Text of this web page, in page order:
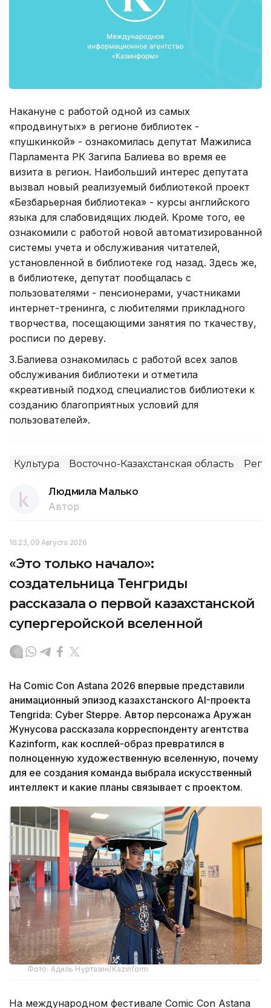
Накануне с работой одной из самых
«продвинутых» в регионе библиотек -
«пушкинкой» - ознакомилась депутат Мажилиса
Парламента РК Загипа Балиева во время ее
визита в регион. Наибольший интерес депутата
вызвал новый реализуемый библиотекой проект
«Безбарьерная библиотека» - курсы английского
языка для слабовидящих людей. Кроме того, ее
ознакомили с работой новой автоматизированной
системы учета и обслуживания читателей,
установленной в библиотеке год назад. Здесь же,
в библиотеке, депутат пообщалась с
пользователями - пенсионерами, участниками
интернет-тренинга, с любителями прикладного
творчества, посещающими занятия по ткачеству,
росписи по дереву.
З.Балиева ознакомилась с работой всех залов
обслуживания библиотеки и отметила
«креативный подход специалистов библиотеки к
созданию благоприятных условий для
пользователей».
Культура Восточно-Казахстанская область
Людмила Малько
Автор
16:23, 09 Августа 2026
«Это только начало»:
создательница Тенгриды
рассказала о первой казахстанской
супергеройской вселенной
На Comic Con Astana 2026 впервые представили
анимационный эпизод казахстанского AI-проекта
Tengrida: Cyber Steppe. Автор персонажа Аружан
Жунусова рассказала корреспонденту агентства
Kazinform, как косплей-образ превратился в
полноценную художественную вселенную, почему
для ее создания команда выбрала искусственный
интеллект и какие планы связывает с проектом.
Фото: Адиль Нуртазин/Kazinform
На международном фестивале Comic Con Astana